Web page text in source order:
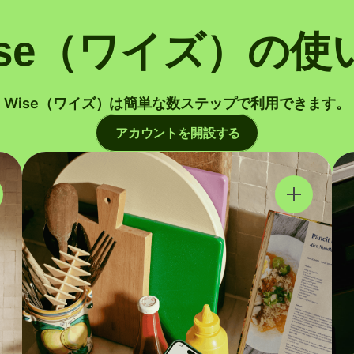
（ワイズ）の使
Wise（ワイズ）は簡単な数ステップで利用できます。
アカウントを開設する